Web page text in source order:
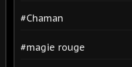
#Chaman
#magie rouge